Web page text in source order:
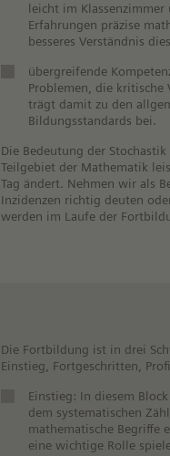
leicht im
Erfahrungen präzise
besseres Verständnis
übergreifende
Problemen, die kritische
trägt damit zu den
Bildungsstandards bei.
Die Bedeutung der
Teilgebiet der Mathematik
Tag ändert. Nehmen wir als
Inzidenzen richtig deuten
werden im Laufe der
Die Fortbildung ist in drei
Einstieg, Fortgeschritten,
Einstieg: In diesem
dem systematischen
mathematische Begriffe
eine wichtige Rolle